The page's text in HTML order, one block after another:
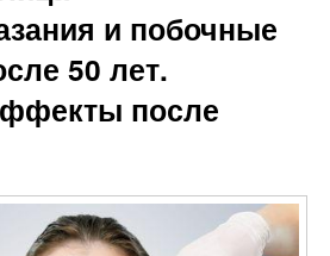
и побочные
50 лет.
после